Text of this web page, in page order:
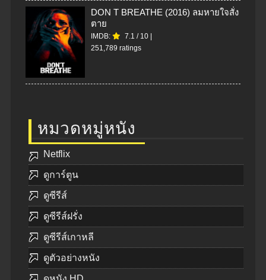
DON T BREATHE (2016) ลมหายใจสั่ง
ตาย
IMDB: 7.1 / 10
251,789 ratings
หมวดหมู่หนัง
Netflix
ดูการ์ตูน
ดูซีรีส์
ดูซีรีส์ฝรั่ง
ดูซีรีส์เกาหลี
ดูตัวอย่างหนัง